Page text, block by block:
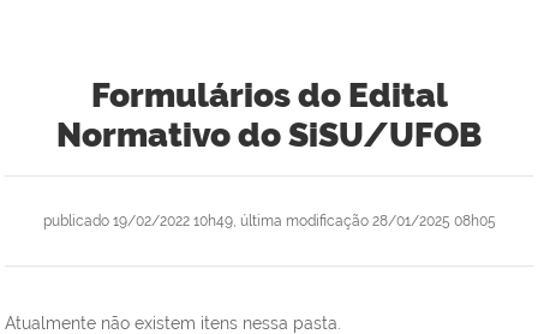
Formulários do Edital
Normativo do SiSU/UFOB
publicado19/02/2022 10h49, última modificação28/01/2025 08h05
Atualmente não existem itens nessa pasta.